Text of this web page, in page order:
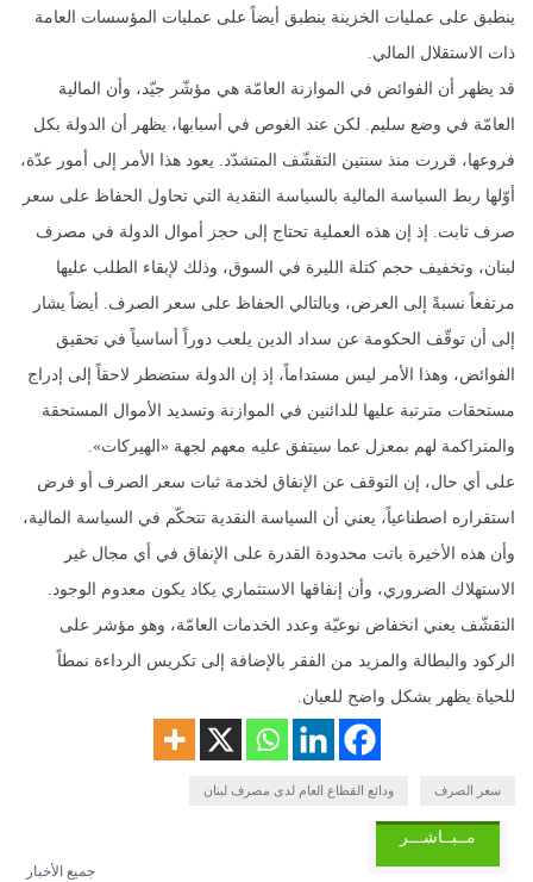
ينطبق على عمليات الخزينة ينطبق أيضاً على عمليات المؤسسات العامة
ذات الاستقلال المالي.
قد يظهر أن الفوائض في الموازنة العامّة هي مؤشّر جيّد، وأن المالية
العامّة في وضع سليم. لكن عند الغوص في أسبابها، يظهر أن الدولة بكل
فروعها، قررت منذ سنتين التقشّف المتشدّد. يعود هذا الأمر إلى أمور عدّة،
أوّلها ربط السياسة المالية بالسياسة النقدية التي تحاول الحفاظ على سعر
صرف ثابت. إذ إن هذه العملية تحتاج إلى حجز أموال الدولة في مصرف
لبنان، وتخفيف حجم كتلة الليرة في السوق، وذلك لإبقاء الطلب عليها
مرتفعاً نسبةً إلى العرض، وبالتالي الحفاظ على سعر الصرف. أيضاً يشار
إلى أن توقّف الحكومة عن سداد الدين يلعب دوراً أساسياً في تحقيق
الفوائض، وهذا الأمر ليس مستداماً، إذ إن الدولة ستضطر لاحقاً إلى إدراج
مستحقات مترتبة عليها للدائنين في الموازنة وتسديد الأموال المستحقة
والمتراكمة لهم بمعزل عما سيتفق عليه معهم لجهة «الهيركات».
على أي حال، إن التوقف عن الإنفاق لخدمة ثبات سعر الصرف أو فرض
استقراره اصطناعياً، يعني أن السياسة النقدية تتحكّم في السياسة المالية،
وأن هذه الأخيرة باتت محدودة القدرة على الإنفاق في أي مجال غير
الاستهلاك الضروري، وأن إنفاقها الاستثماري يكاد يكون معدوم الوجود.
التقشّف يعني انخفاض نوعيّة وعدد الخدمات العامّة، وهو مؤشر على
الركود والبطالة والمزيد من الفقر بالإضافة إلى تكريس الرداءة نمطاً
للحياة يظهر بشكل واضح للعيان.
سعر الصرف ودائع القطاع العام لدى مصرف لبنان
مــبــاشـــر
جميع الأخبار